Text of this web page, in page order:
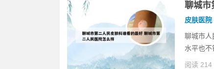
聊城市
皮肤医院
聊城市人
水平也不
阅读 214